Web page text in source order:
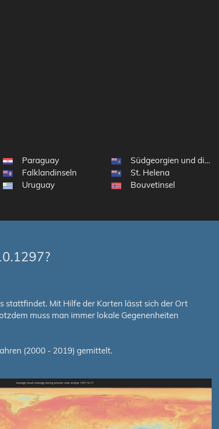
Paraguay
Falklandinseln
Uruguay
Südgeorgien und die
St. Helena
Bouvetinsel
stattfindet. Mit Hilfe der Karten lässt sich der Ort
muss man immer lokale Gegenenheiten
(2000 - 2019) gemittelt.